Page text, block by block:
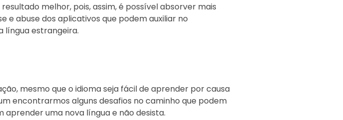
melhor, pois, assim, é possível absorver mais
e abuse dos aplicativos que podem auxiliar no
língua estrangeira.
mesmo que o idioma seja fácil de aprender por causa
encontrarmos alguns desafios no caminho que podem
aprender uma nova língua e não desista.